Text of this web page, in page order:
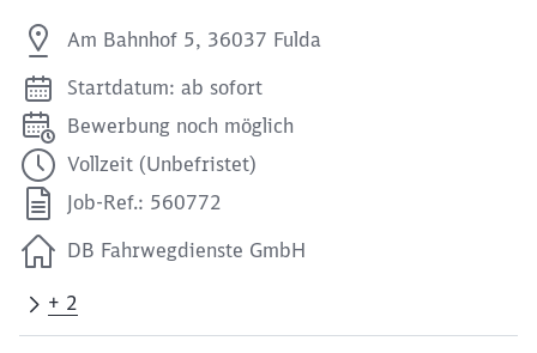
Am Bahnhof 5, 36037 Fulda
Startdatum: ab sofort
Bewerbung noch möglich
Vollzeit (Unbefristet)
Job-Ref.: 560772
DB Fahrwegdienste GmbH
+ 2